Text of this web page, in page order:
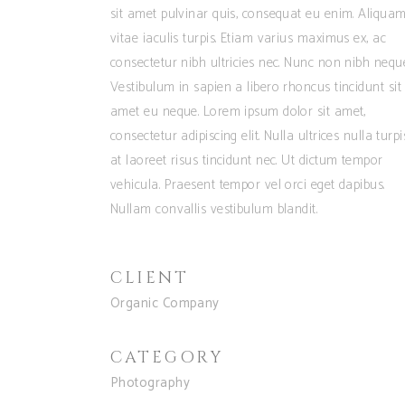
sit amet pulvinar quis, consequat eu enim. Aliquam
vitae iaculis turpis. Etiam varius maximus ex, ac
consectetur nibh ultricies nec. Nunc non nibh
Vestibulum in sapien a libero rhoncus tincidunt sit
amet eu neque. Lorem ipsum dolor sit amet,
consectetur adipiscing elit. Nulla ultrices nulla
at laoreet risus tincidunt nec. Ut dictum tempor
vehicula. Praesent tempor vel orci eget dapibus.
Nullam convallis vestibulum blandit.
CLIENT
Organic Company
CATEGORY
Photography